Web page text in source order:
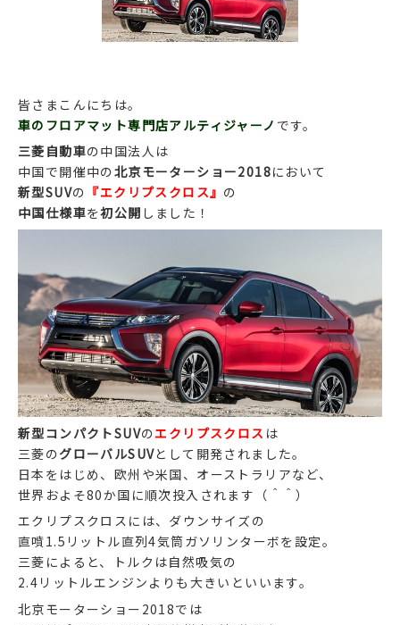
皆さまこんにちは。
車のフロアマット専門店アルティジャーノ です。
三菱自動車の中国法人は
中国で開催中の北京モーターショー2018において
新型SUVの 『エクリプスクロス』 の
中国仕様車を初公開 しました！
新型コンパクトSUVのエクリプスクロス は
三菱のグローバルSUVとして開発されました。
日本をはじめ、欧州や米国、オーストラリアなど、
世界およそ80か国に順次投入されます（＾＾）
エクリプスクロスには、ダウンサイズの
直噴1.5リットル直列4気筒ガソリンターボを設定。
三菱によると、トルクは自然吸気の
2.4リットルエンジンよりも大きいといいます。
北京モーターショー2018では